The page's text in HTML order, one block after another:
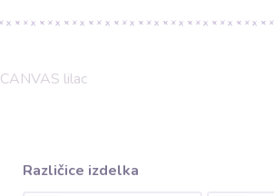
CANVAS lilac
Različice izdelka